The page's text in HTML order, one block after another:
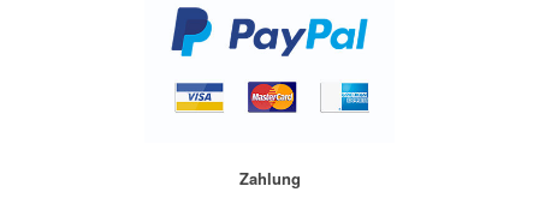
Zahlung